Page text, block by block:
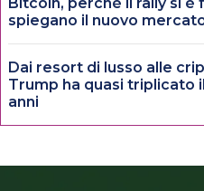
spiegano il nuovo
Dai resort di lusso alle
Trump ha quasi triplicato
anni